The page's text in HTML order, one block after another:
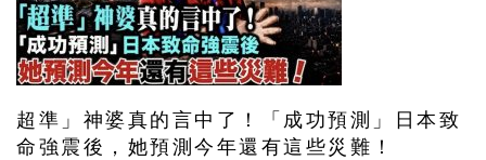
超準」神婆真的言中了！「成功預測」日本致
命強震後，她預測今年還有這些災難！